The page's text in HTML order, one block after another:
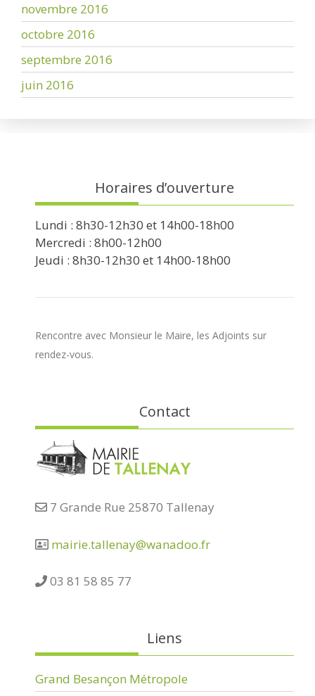
novembre 2016
octobre 2016
septembre 2016
juin 2016
Horaires d’ouverture
Lundi : 8h30-12h30 et 14h00-18h00
Mercredi : 8h00-12h00
Jeudi : 8h30-12h30 et 14h00-18h00
Rencontre avec Monsieur le Maire, les Adjoints sur
rendez-vous.
Contact
7 Grande Rue 25870 Tallenay
mairie.tallenay@wanadoo.fr
03 81 58 85 77
Liens
Grand Besançon Métropole